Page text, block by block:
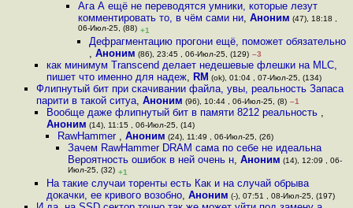
Ага А ещё не переводятся умники, которые лезут
комментировать то, в чём сами ни,Аноним (47), 18:18 ,
06-Июл-25, (88) +1
Дефрагментацию прогони ещё, поможет обязательно
, Аноним (86), 23:45 , 06-Июл-25, (129) –3
как минимум Transcend делает недешевые флешки на MLC,
пишет что именно для надеж, RM (ok), 01:04 , 07-Июл-25, (134)
Флипнутый бит при скачивании файла, увы, реальность Запаса
парити в такой ситуа, Аноним (96), 10:44 , 06-Июл-25, (8) –1
Вообще даже флипнутый бит в памяти 8212 реальность ,
Аноним (14), 11:15 , 06-Июл-25, (14)
RawHammer , Аноним (24), 11:49 , 06-Июл-25, (26)
Зачем RawHammer DRAM сама по себе не идеальна
Вероятность ошибок в ней очень н, Аноним (14), 12:09 , 06-
Июл-25, (32) +1
На такие случаи торенты есть Как и на случай обрыва
докачки, ее кривого возобно,Аноним (-), 07:51 , 08-Июл-25, (197)